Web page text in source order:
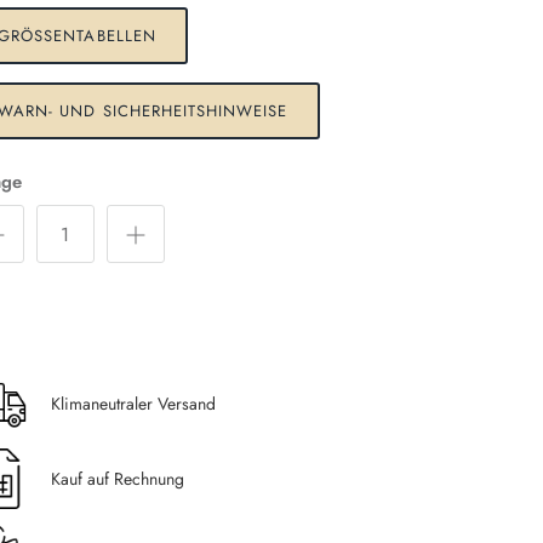
UND SICHERHEITSHINWEISE
Klimaneutraler Versand
Kauf auf Rechnung